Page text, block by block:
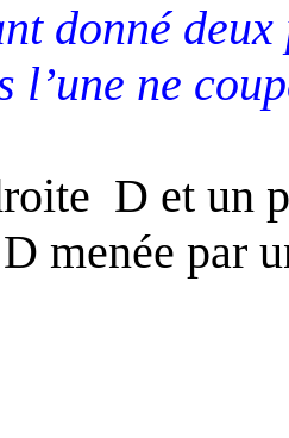
donné
l’une ne
D et un
menée par